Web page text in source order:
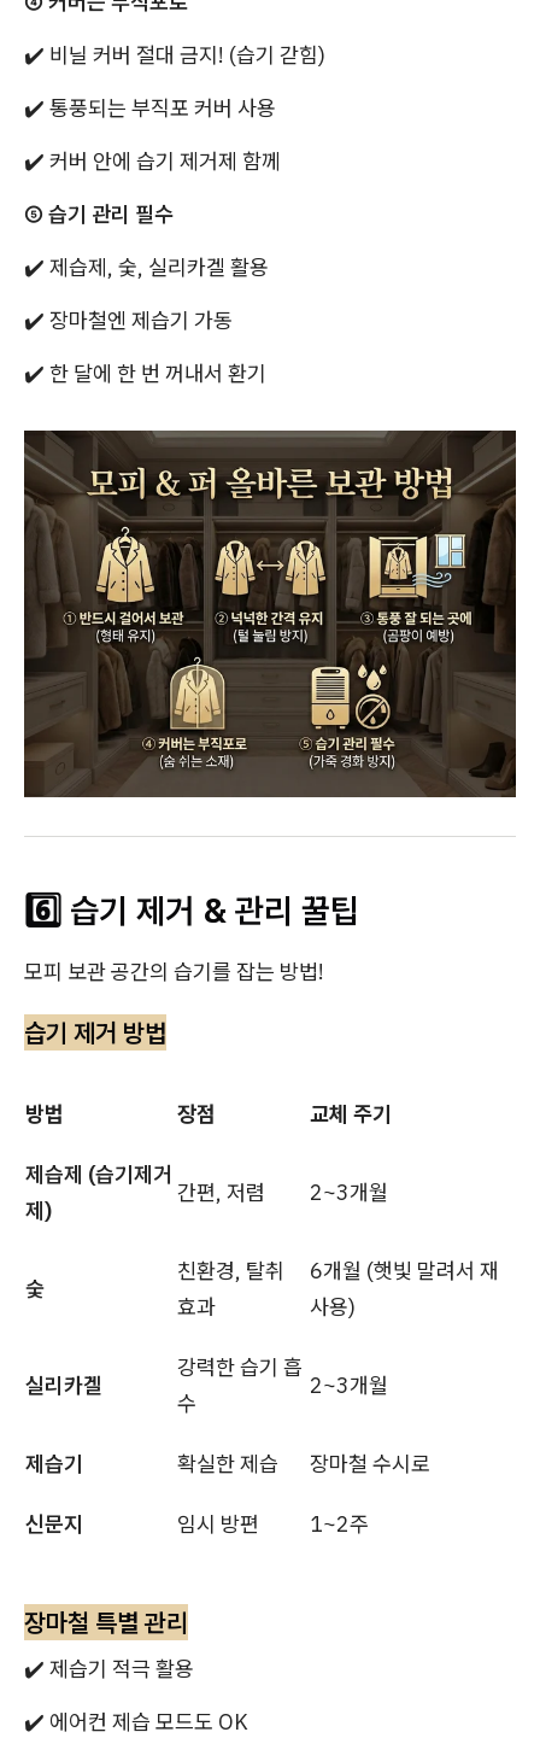
✔️ 비닐 커버 절대 금지! (습기 갇힘)
✔️ 통풍되는 부직포 커버 사용
✔️ 커버 안에 습기 제거제 함께
⑤ 습기 관리 필수
✔️ 제습제, 숯, 실리카겔 활용
✔️ 장마철엔 제습기 가동
✔️ 한 달에 한 번 꺼내서 환기
6️⃣ 습기 제거 & 관리 꿀팁
모피 보관 공간의 습기를 잡는 방법!
습기 제거 방법
방법 장점 교체 주기
제습제 (습기제거
제)
간편, 저렴 2~3개월
숯
친환경, 탈취
효과
6개월 (햇빛 말려서 재
사용)
실리카겔
강력한 습기 흡
수
2~3개월
제습기 확실한 제습 장마철 수시로
신문지 임시 방편 1~2주
장마철 특별 관리
✔️ 제습기 적극 활용
✔️ 에어컨 제습 모드도 OK